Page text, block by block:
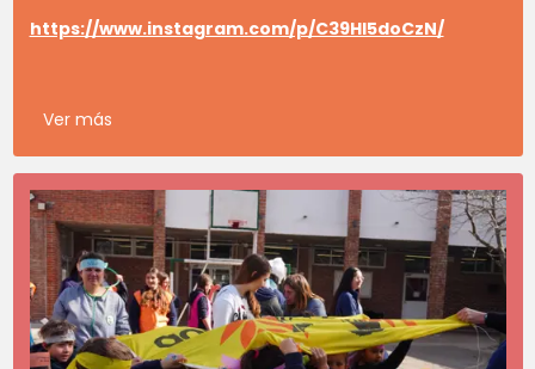
https://www.instagram.com/p/C39Hl5doCzN/
Ver más